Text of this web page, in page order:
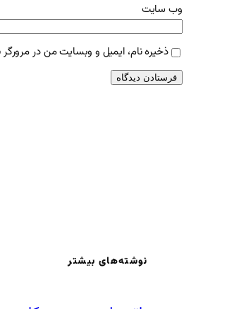
وب‌ سایت
ذخیره نام، ایمیل و وبسایت من در
نوشته‌های بیشتر